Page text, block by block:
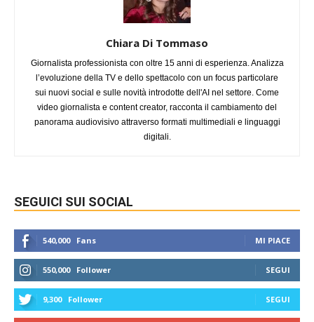
Chiara Di Tommaso
Giornalista professionista con oltre 15 anni di esperienza. Analizza
l’evoluzione della TV e dello spettacolo con un focus particolare
sui nuovi social e sulle novità introdotte dell'AI nel settore. Come
video giornalista e content creator, racconta il cambiamento del
panorama audiovisivo attraverso formati multimediali e linguaggi
digitali.
SEGUICI SUI SOCIAL
540,000 Fans MI PIACE
550,000 Follower SEGUI
9,300 Follower SEGUI